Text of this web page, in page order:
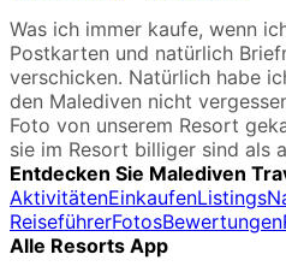
Was ich immer kaufe, wenn
Postkarten und natürlich
verschicken. Natürlich habe
den Malediven nicht
Foto von unserem Resort
sie im Resort billiger sind als
Entdecken Sie Malediven
AktivitätenEinkaufenListings
ReiseführerFotosBewertungen
Alle Resorts App